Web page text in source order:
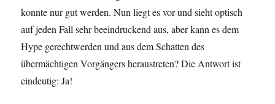
konnte nur gut werden. Nun liegt es vor und sieht optisch
auf jeden Fall sehr beeindruckend aus, aber kann es dem
Hype gerechtwerden und aus dem Schatten des
übermächtigen Vorgängers heraustreten? Die Antwort ist
eindeutig: Ja!